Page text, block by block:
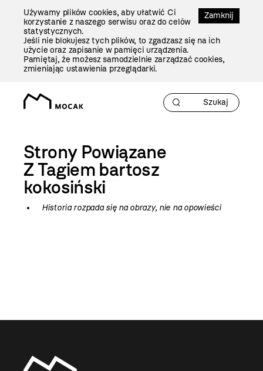
Zamknij
Używamy plików cookies, aby ułatwić Ci
korzystanie z naszego serwisu oraz do celów
statystycznych.
Jeśli nie blokujesz tych plików, to zgadzasz się na ich
użycie oraz zapisanie w pamięci urządzenia.
Pamiętaj, że możesz samodzielnie zarządzać cookies,
zmieniając ustawienia przeglądarki.
Strony Powiązane
Z Tagiem bartosz
kokosiński
Historia rozpada się na obrazy, nie na opowieści